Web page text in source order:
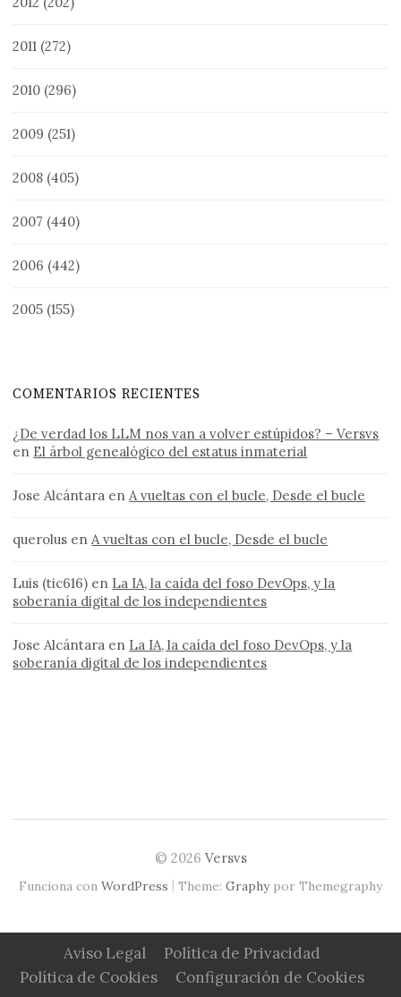
2011 (272)
2010 (296)
2009 (251)
2008 (405)
2007 (440)
2006 (442)
2005 (155)
COMENTARIOS RECIENTES
¿De verdad los LLM nos van a volver estúpidos? – Versvs
en El árbol genealógico del estatus inmaterial
Jose Alcántara en A vueltas con el bucle, Desde el bucle
querolus en A vueltas con el bucle, Desde el bucle
Luis (tic616) en La IA, la caída del foso DevOps, y la
soberanía digital de los independientes
Jose Alcántara en La IA, la caída del foso DevOps, y la
soberanía digital de los independientes
© 2026 Versvs
Funciona con WordPress | Theme: Graphypor Themegraphy
Aviso Legal
Política de Privacidad
Política de Cookies
Configuración de Cookies